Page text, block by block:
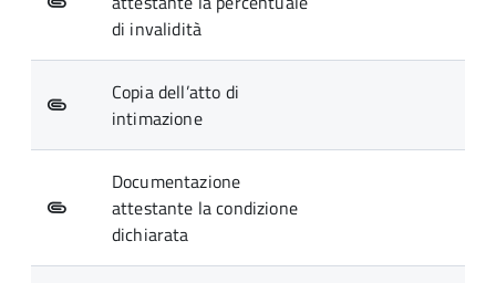
di invalidità
Copia dell’atto di
intimazione
Documentazione
attestante la condizione
dichiarata